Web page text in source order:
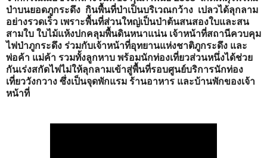
ป่าบนยอดภูกระดึง  กินพื้นที่ป่าเป็นบริเวณกว้าง  เปลวได้ลุกลาม
อย่างรวดเร็ว เพราะพื้นที่ส่วนใหญ่เป็นป่าต้นสนสองใบและสน
สามใบ ใบไม้แห้งปกคลุมพื้นดินหนาแน่น เจ้าหน้าที่สถานีควบคุม
ไฟป่าภูกระดึง ร่วมกับเจ้าหน้าที่อุทยานแห่งชาติภูกระดึง และ
พ่อค้า แม่ค้า รวมทั้งลูกหาบ พร้อมนักท่องเที่ยวส่วนหนึ่งได้ช่วย
กันเร่งสกัดไฟไม่ให้ลุกลามเข้าสู่พื้นที่รอบศูนย์บริการนักท่อง
เที่ยววังกวาง ซึ่งเป็นจุดพักแรม ร้านอาหาร และบ้านพักของเจ้า
หน้าที่